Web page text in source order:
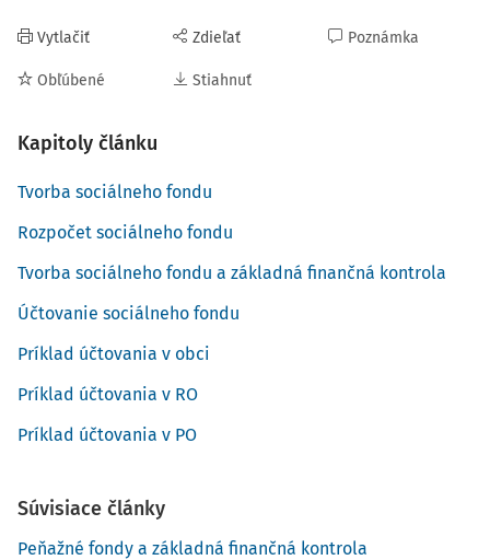
Vytlačiť
Obľúbené
Zdieľať
Stiahnuť
Poznámka
Kapitoly článku
Tvorba sociálneho fondu
Rozpočet sociálneho fondu
Tvorba sociálneho fondu a základná finančná kontrola
Účtovanie sociálneho fondu
Príklad účtovania v obci
Príklad účtovania v RO
Príklad účtovania v PO
Súvisiace články
Peňažné fondy a základná finančná kontrola